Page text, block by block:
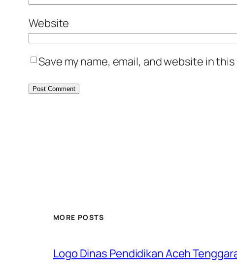
Website
Save my name, email, and website in
MORE POSTS
Logo Dinas Pendidikan Aceh